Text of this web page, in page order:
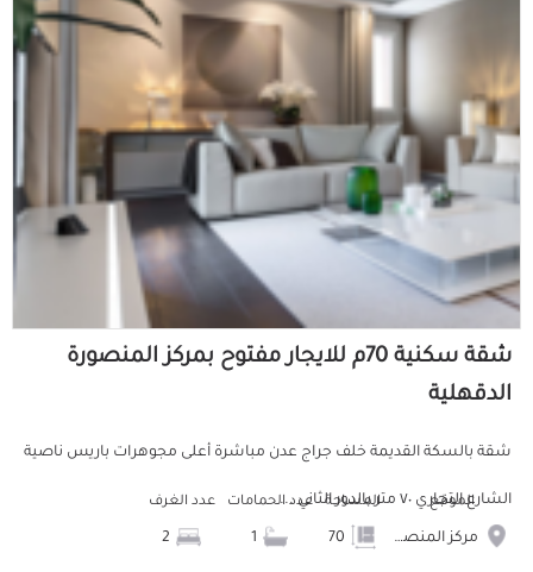
شقة سكنية 70م للايجار مفتوح بمركز المنصورة
الدقهلية
شقة بالسكة القديمة خلف جراج عدن مباشرة أعلى مجوهرات باريس ناصية
الشارع التجاري ٧٠ متر بالدور الثاني ...
الموقع
مركز المنصورة
المساحة عدد الحمامات عدد الغرف